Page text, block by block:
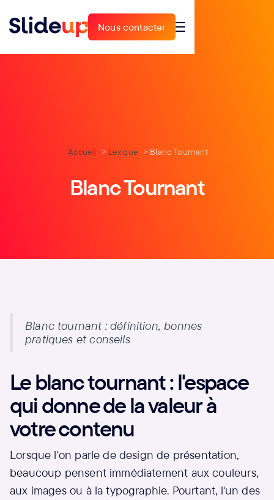
Nous contacter
Nous contacter
Accueil Lexique Blanc Tournant
Blanc Tournant
Blanc tournant : définition, bonnes
pratiques et conseils
Le blanc tournant : l'espace
qui donne de la valeur à
votre contenu
Lorsque l'on parle de design de présentation,
beaucoup pensent immédiatement aux couleurs,
aux images ou à la typographie. Pourtant, l'un des